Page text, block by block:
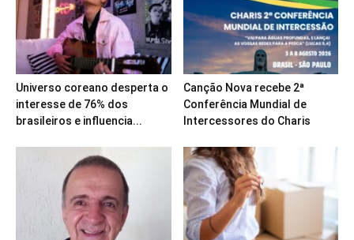
Universo coreano desperta o
interesse de 76% dos
brasileiros e influencia...
Canção Nova recebe 2ª
Conferência Mundial de
Intercessores do Charis